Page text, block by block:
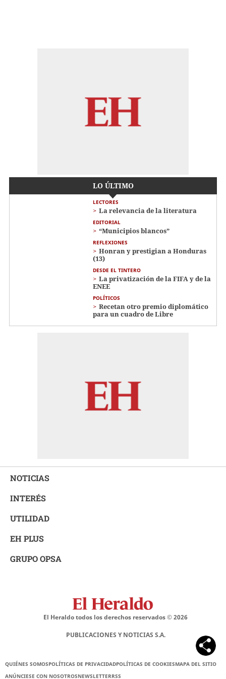
LO ÚLTIMO
LECTORES
La relevancia de la literatura
EDITORIAL
“Municipios blancos”
REFLEXIONES
Honran y prestigian a Honduras
(13)
DESDE EL TINTERO
La privatización de la FIFA y de la
ENEE
POLÍTICOS
Recetan otro premio diplomático
para un cuadro de Libre
NOTICIAS
INTERÉS
UTILIDAD
EH PLUS
GRUPO OPSA
El Heraldo todos los derechos reservados ©2026
PUBLICACIONES Y NOTICIAS S.A.
QUIÉNES SOMOSPOLÍTICAS DE PRIVACIDADPOLÍTICAS DE COOKIESMAPA DEL SITIO
ANÚNCIESE CON NOSOTROSNEWSLETTERRSS